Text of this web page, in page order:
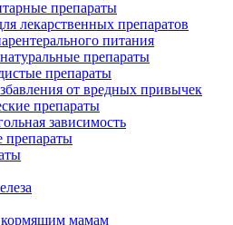
препараты
лекарственных препаратов
питания
препараты
препараты
от вредных привычек
препараты
зависимость
мамам